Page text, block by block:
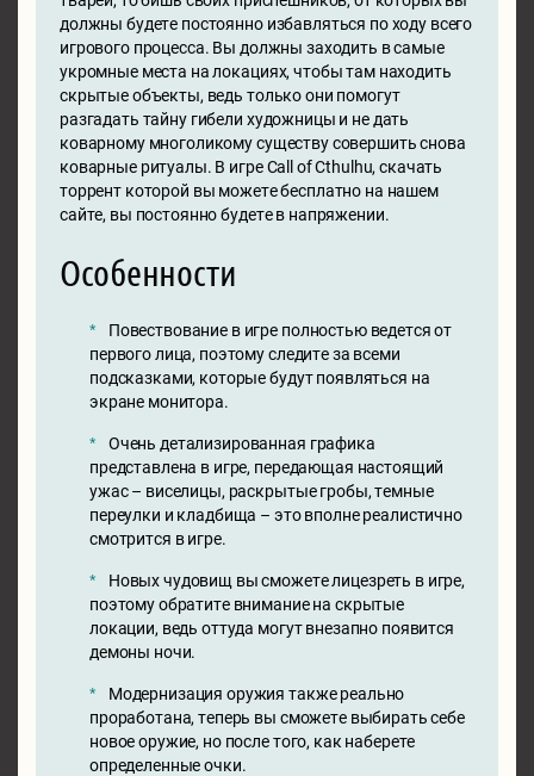
должны будете постоянно избавляться по ходу всего
игрового процесса. Вы должны заходить в самые
укромные места на локациях, чтобы там находить
скрытые объекты, ведь только они помогут
разгадать тайну гибели художницы и не дать
коварному многоликому существу совершить снова
коварные ритуалы. В игре Call of Cthulhu, скачать
торрент которой вы можете бесплатно на нашем
сайте, вы постоянно будете в напряжении.
Особенности
Повествование в игре полностью ведется от
первого лица, поэтому следите за всеми
подсказками, которые будут появляться на
экране монитора.
Очень детализированная графика
представлена в игре, передающая настоящий
ужас – виселицы, раскрытые гробы, темные
переулки и кладбища – это вполне реалистично
смотрится в игре.
Новых чудовищ вы сможете лицезреть в игре,
поэтому обратите внимание на скрытые
локации, ведь оттуда могут внезапно появится
демоны ночи.
Модернизация оружия также реально
проработана, теперь вы сможете выбирать себе
новое оружие, но после того, как наберете
определенные очки.